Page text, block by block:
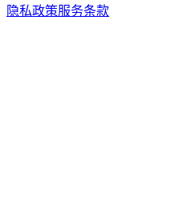
隐私政策服务条款